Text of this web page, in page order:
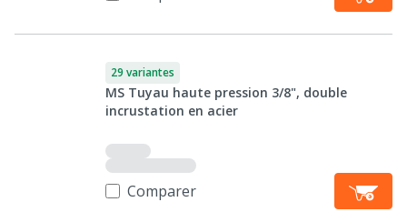
29 variantes
MS Tuyau haute pression 3/8", double
incrustation en acier
Comparer